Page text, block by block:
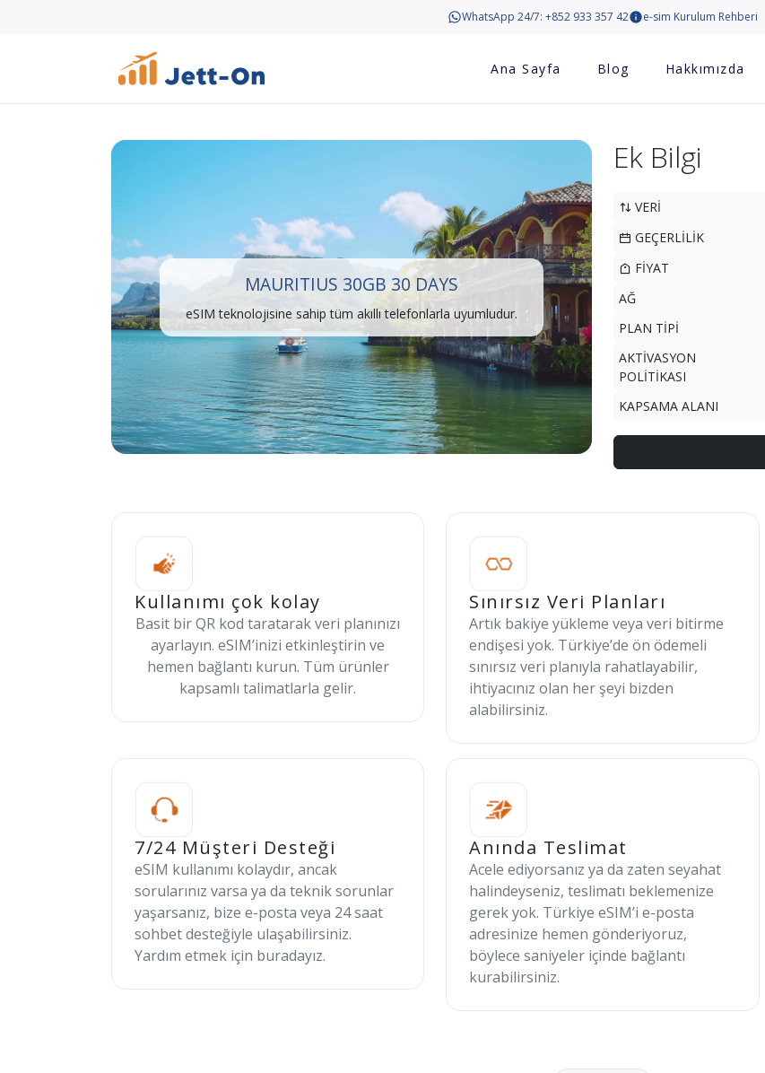
WhatsApp 24/7: +852 933 357 42 e-sim Kurulum Rehberi
Ana Sayfa Blog Hakkımızda
MAURITIUS 30GB 30 DAYS
eSIM teknolojisine sahip tüm akıllı telefonlarla uyumludur.
Ek Bilgi
VERİ
GEÇERLİLİK
FİYAT
AĞ
PLAN TİPİ
AKTİVASYON
POLİTİKASI
KAPSAMA ALANI
Kullanımı çok kolay
Basit bir QR kod taratarak veri planınızı
ayarlayın. eSIM’inizi etkinleştirin ve
hemen bağlantı kurun. Tüm ürünler
kapsamlı talimatlarla gelir.
Sınırsız Veri Planları
Artık bakiye yükleme veya veri bitirme
endişesi yok. Türkiye’de ön ödemeli
sınırsız veri planıyla rahatlayabilir,
ihtiyacınız olan her şeyi bizden
alabilirsiniz.
7/24 Müşteri Desteği
eSIM kullanımı kolaydır, ancak
sorularınız varsa ya da teknik sorunlar
yaşarsanız, bize e-posta veya 24 saat
sohbet desteğiyle ulaşabilirsiniz.
Yardım etmek için buradayız.
Anında Teslimat
Acele ediyorsanız ya da zaten seyahat
halindeyseniz, teslimatı beklemenize
gerek yok. Türkiye eSIM’i e-posta
adresinize hemen gönderiyoruz,
böylece saniyeler içinde bağlantı
kurabilirsiniz.